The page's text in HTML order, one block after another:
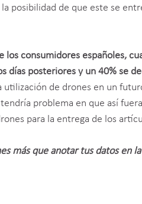
posibilidad de que este se
los consumidores españoles,
días posteriores y un 40% se
utilización de drones en un
problema en que así
para la entrega de los
más que anotar tus datos en